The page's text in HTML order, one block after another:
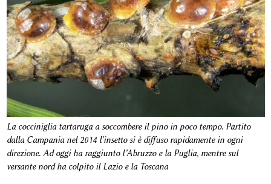
La cocciniglia tartaruga a soccombere il pino in poco tempo. Partito
dalla Campania nel 2014 l'insetto si è diffuso rapidamente in ogni
direzione. Ad oggi ha raggiunto l’Abruzzo e la Puglia, mentre sul
versante nord ha colpito il Lazio e la Toscana